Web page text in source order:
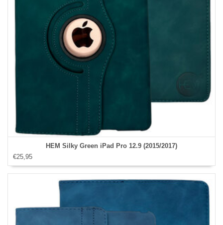
HEM Silky Green iPad Pro 12.9 (2015/2017)
€25,95